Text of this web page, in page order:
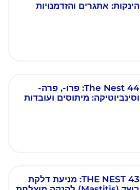
הינקות: אתגרים והזדמנויות
The Nest 44: פרו-, פרה-
וסינביוטיקה: מיתוסים ועובדות
THE NEST 43: מניעת דלקת